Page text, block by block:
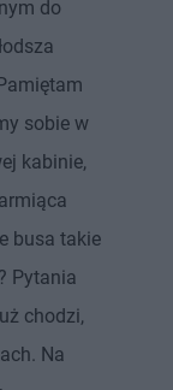
do
sobie w
kabinie,
busa takie
Pytania
chodzi,
Na